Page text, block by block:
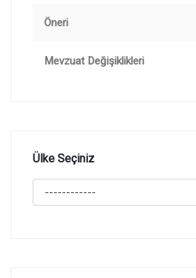
Öneri
Mevzuat Değişiklikleri
Ülke Seçiniz